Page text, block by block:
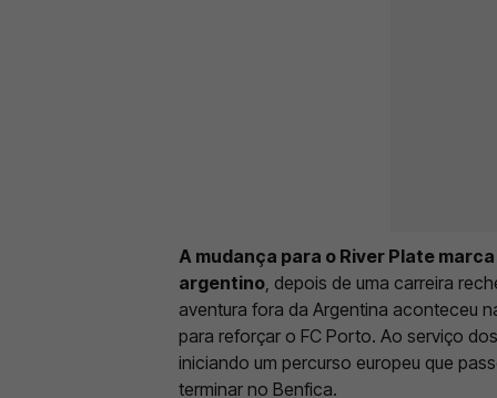
A mudança para o River Plate
argentino , depois de uma carreira
aventura fora da Argentina aconteceu
para reforçar o FC Porto. Ao serviço
iniciando um percurso europeu que
terminar no Benfica.